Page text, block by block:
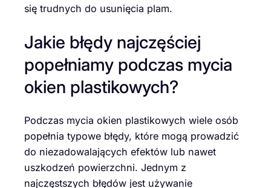
się trudnych do usunięcia plam.
Jakie błędy najczęściej
popełniamy podczas mycia
okien plastikowych?
Podczas mycia okien plastikowych wiele osób
popełnia typowe błędy, które mogą prowadzić
do niezadowalających efektów lub nawet
uszkodzeń powierzchni. Jednym z
najczęstszych błędów jest używanie